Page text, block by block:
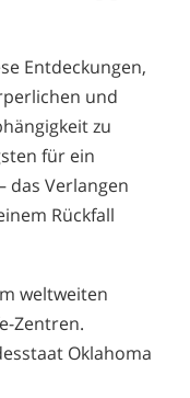
Entdeckungen,
und
zu
für ein
das Verlangen
Rückfall
weltweiten
Zentren.
Oklahoma